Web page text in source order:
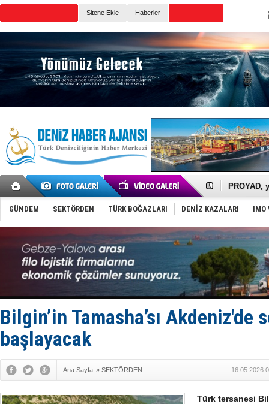
Sitene Ekle Haberler
İTU AUV,
PROYAD,
Türkiye-
Türk
Deniz
DÖDER,
Fairline,
Baltık
Runit
Limana
Türk
Hüseyin
Med
GÜNDEM SEKTÖRDEN TÜRK BOĞAZLARI DENİZ KAZALARI IMO
Bilgin’in Tamasha’sı Akdeniz'de
başlayacak
Ana Sayfa » SEKTÖRDEN 16.05.2026
Türk tersanesi